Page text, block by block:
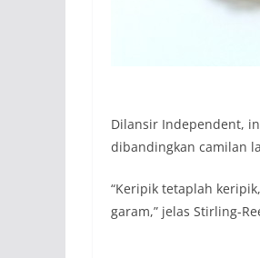
Dilansir Independent,
dibandingkan camilan
“Keripik tetaplah
garam,” jelas Stirling-